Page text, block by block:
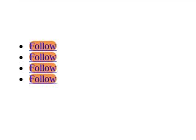
Follow
Follow
Follow
Follow